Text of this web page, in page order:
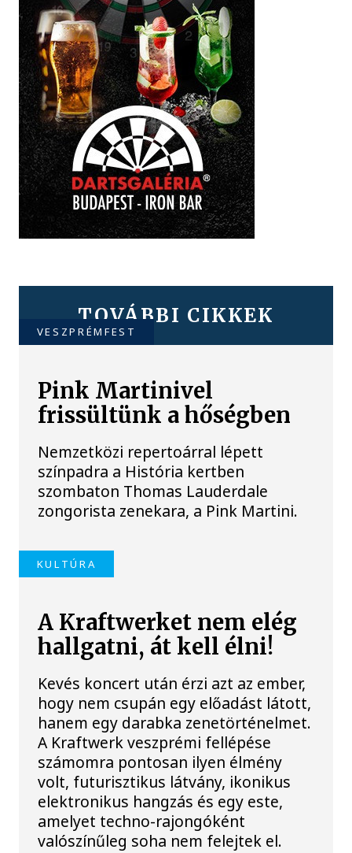
TOVÁBBI CIKKEK
VESZPRÉMFEST
Pink Martinivel
frissültünk a hőségben
Nemzetközi repertoárral lépett
színpadra a História kertben
szombaton Thomas Lauderdale
zongorista zenekara, a Pink Martini.
KULTÚRA
A Kraftwerket nem elég
hallgatni, át kell élni!
Kevés koncert után érzi azt az ember,
hogy nem csupán egy előadást látott,
hanem egy darabka zenetörténelmet.
A Kraftwerk veszprémi fellépése
számomra pontosan ilyen élmény
volt, futurisztikus látvány, ikonikus
elektronikus hangzás és egy este,
amelyet techno-rajongóként
valószínűleg soha nem felejtek el.